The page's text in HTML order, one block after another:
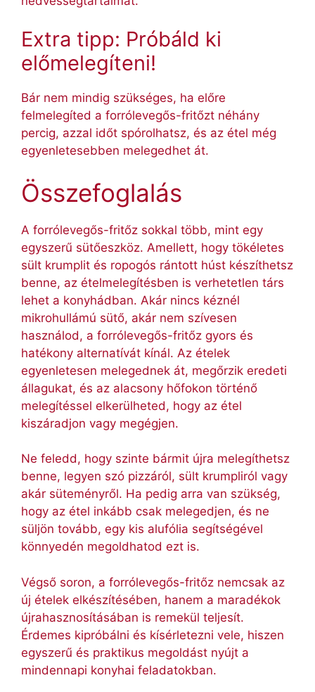
Extra tipp: Próbáld ki
előmelegíteni!
Bár nem mindig szükséges, ha előre
felmelegíted a forrólevegős-fritőzt néhány
percig, azzal időt spórolhatsz, és az étel még
egyenletesebben melegedhet át.
Összefoglalás
A forrólevegős-fritőz sokkal több, mint egy
egyszerű sütőeszköz. Amellett, hogy tökéletes
sült krumplit és ropogós rántott húst készíthetsz
benne, az ételmelegítésben is verhetetlen társ
lehet a konyhádban. Akár nincs kéznél
mikrohullámú sütő, akár nem szívesen
használod, a forrólevegős-fritőz gyors és
hatékony alternatívát kínál. Az ételek
egyenletesen melegednek át, megőrzik eredeti
állagukat, és az alacsony hőfokon történő
melegítéssel elkerülheted, hogy az étel
kiszáradjon vagy megégjen.
Ne feledd, hogy szinte bármit újra melegíthetsz
benne, legyen szó pizzáról, sült krumpliról vagy
akár süteményről. Ha pedig arra van szükség,
hogy az étel inkább csak melegedjen, és ne
süljön tovább, egy kis alufólia segítségével
könnyedén megoldhatod ezt is.
Végső soron, a forrólevegős-fritőz nemcsak az
új ételek elkészítésében, hanem a maradékok
újrahasznosításában is remekül teljesít.
Érdemes kipróbálni és kísérletezni vele, hiszen
egyszerű és praktikus megoldást nyújt a
mindennapi konyhai feladatokban.